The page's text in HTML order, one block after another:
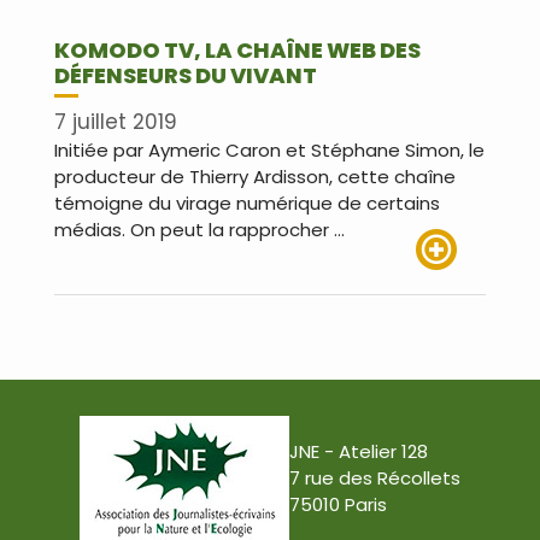
KOMODO TV, LA CHAÎNE WEB DES
DÉFENSEURS DU VIVANT
7 juillet 2019
Initiée par Aymeric Caron et Stéphane Simon, le
producteur de Thierry Ardisson, cette chaîne
témoigne du virage numérique de certains
médias. On peut la rapprocher …
JNE - Atelier 128
7 rue des Récollets
75010 Paris